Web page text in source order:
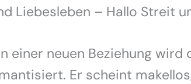
Liebesleben – Hallo Streit
einer neuen Beziehung wird
Er scheint